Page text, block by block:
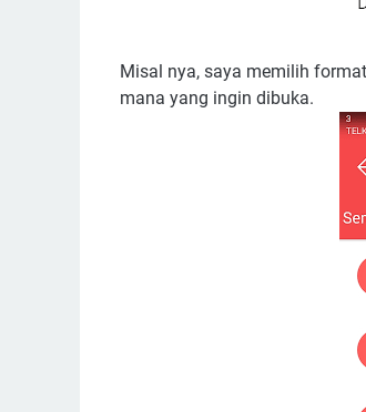
Misal nya, saya memilih
mana yang ingin dibuka.